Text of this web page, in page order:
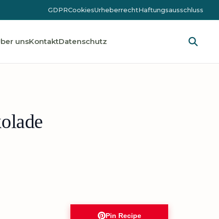
GDPRCookiesUrheberrechtHaftungsausschluss
unsKontaktDatenschutz
Pin Recipe